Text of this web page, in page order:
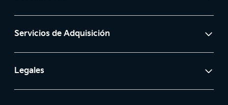
Campañas de seguridad
Servicios de Adquisición
Legales